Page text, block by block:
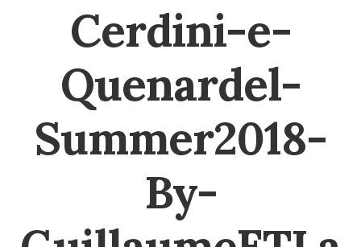
Cerdini-e-
Quenardel-
Summer2018-
By-